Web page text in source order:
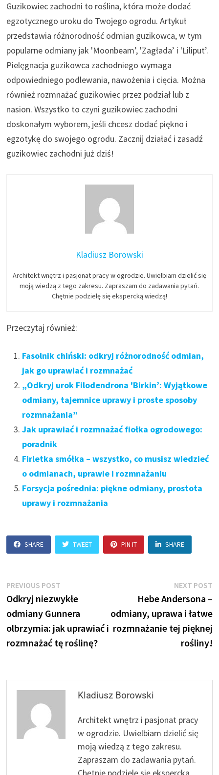
Guzikowiec zachodni to roślina, która może dodać
egzotycznego uroku do Twojego ogrodu. Artykuł
przedstawia różnorodność odmian guzikowca, w tym
popularne odmiany jak 'Moonbeam’, 'Zagłada’ i 'Liliput’.
Pielęgnacja guzikowca zachodniego wymaga
odpowiedniego podlewania, nawożenia i cięcia. Można
również rozmnażać guzikowiec przez podział lub z
nasion. Wszystko to czyni guzikowiec zachodni
doskonałym wyborem, jeśli chcesz dodać piękno i
egzotykę do swojego ogrodu. Zacznij działać i zasadź
guzikowiec zachodni już dziś!
Kladiusz Borowski
Architekt wnętrz i pasjonat pracy w ogrodzie. Uwielbiam dzielić się
moją wiedzą z tego zakresu. Zapraszam do zadawania pytań.
Chętnie podzielę się ekspercką wiedzą!
Przeczytaj również:
Fasolnik chiński: odkryj różnorodność odmian,
jak go uprawiać i rozmnażać
„Odkryj urok Filodendrona 'Birkin’: Wyjątkowe
odmiany, tajemnice uprawy i proste sposoby
rozmnażania”
Jak uprawiać i rozmnażać fiołka ogrodowego:
poradnik
Firletka smółka – wszystko, co musisz wiedzieć
o odmianach, uprawie i rozmnażaniu
Forsycja pośrednia: piękne odmiany, prostota
uprawy i rozmnażania
SHARE TWEET PIN IT SHARE
Nawigacja
wpisu
PREVIOUS POST
post:
Odkryj niezwykłe
odmiany Gunnera
olbrzymia: jak uprawiać i
rozmnażać tę roślinę?
NEXT POST
Hebe Andersona –
odmiany, uprawa i łatwe
rozmnażanie tej pięknej
rośliny!
Kladiusz Borowski
Architekt wnętrz i pasjonat pracy
w ogrodzie. Uwielbiam dzielić się
moją wiedzą z tego zakresu.
Zapraszam do zadawania pytań.